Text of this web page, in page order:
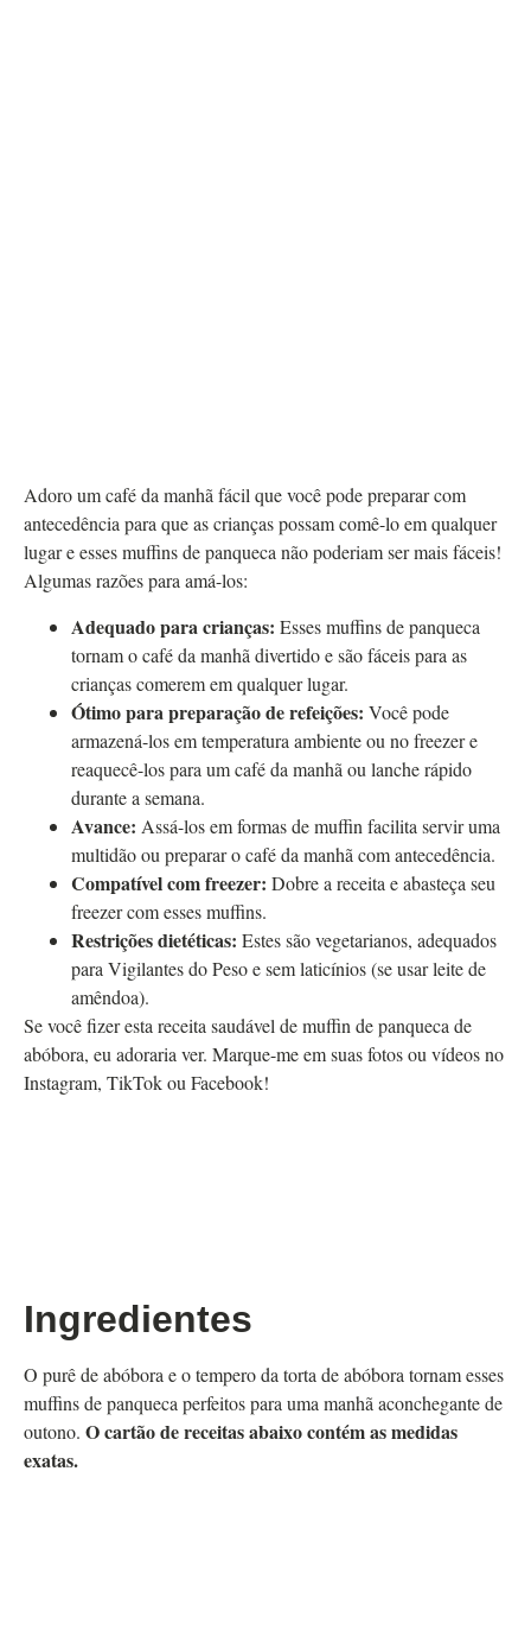
Adoro um café da manhã fácil que você pode preparar com
antecedência para que as crianças possam comê-lo em qualquer
lugar e esses muffins de panqueca não poderiam ser mais fáceis!
Algumas razões para amá-los:
Adequado para crianças: Esses muffins de panqueca
tornam o café da manhã divertido e são fáceis para as
crianças comerem em qualquer lugar.
Ótimo para preparação de refeições: Você pode
armazená-los em temperatura ambiente ou no freezer e
reaquecê-los para um café da manhã ou lanche rápido
durante a semana.
Avance: Assá-los em formas de muffin facilita servir uma
multidão ou preparar o café da manhã com antecedência.
Compatível com freezer: Dobre a receita e abasteça seu
freezer com esses muffins.
Restrições dietéticas: Estes são vegetarianos, adequados
para Vigilantes do Peso e sem laticínios (se usar leite de
amêndoa).
Se você fizer esta receita saudável de muffin de panqueca de
abóbora, eu adoraria ver. Marque-me em suas fotos ou vídeos no
Instagram, TikTok ou Facebook!
Ingredientes
O purê de abóbora e o tempero da torta de abóbora tornam esses
muffins de panqueca perfeitos para uma manhã aconchegante de
outono. O cartão de receitas abaixo contém as medidas
exatas.